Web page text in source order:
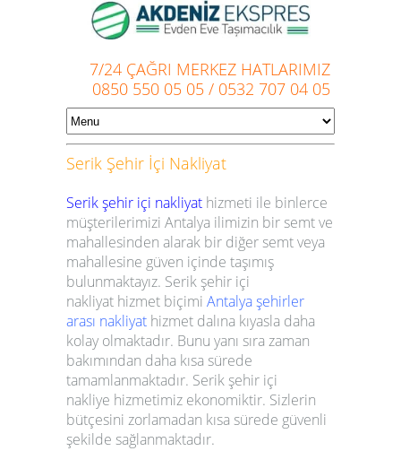
7/24 ÇAĞRI MERKEZ HATLARIMIZ
0850 550 05 05 / 0532 707 04 05
Serik Şehir İçi Nakliyat
Serik şehir içi nakliyat hizmeti ile binlerce
müşterilerimizi Antalya ilimizin bir semt ve
mahallesinden alarak bir diğer semt veya
mahallesine güven içinde taşımış
bulunmaktayız. Serik şehir içi
nakliyat hizmet biçimi Antalya şehirler
arası nakliyat hizmet dalına kıyasla daha
kolay olmaktadır. Bunu yanı sıra zaman
bakımından daha kısa sürede
tamamlanmaktadır. Serik şehir içi
nakliye hizmetimiz ekonomiktir. Sizlerin
bütçesini zorlamadan kısa sürede güvenli
şekilde sağlanmaktadır.